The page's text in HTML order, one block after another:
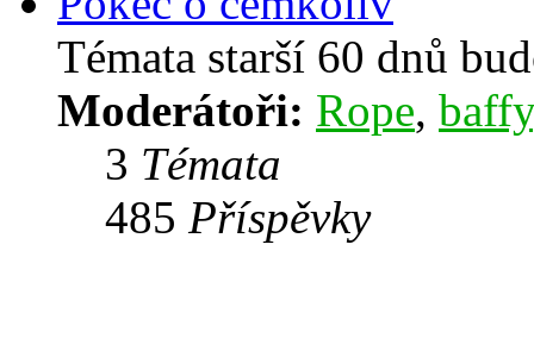
Témata starší 60 dnů
Moderátoři: Rope, baffy
3 Témata
485 Příspěvky